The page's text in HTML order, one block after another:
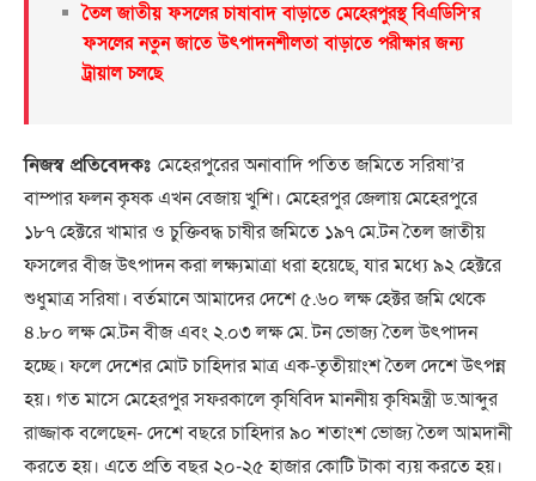
তৈল জাতীয় ফসলের চাষাবাদ বাড়াতে মেহেরপুরস্থ বিএডিসি’র
ফসলের নতুন জাতে উৎপাদনশীলতা বাড়াতে পরীক্ষার জন্য
ট্রায়াল চলছে
নিজস্ব প্রতিবেদকঃ মেহেরপুরের অনাবাদি পতিত জমিতে সরিষা’র
বাম্পার ফলন কৃষক এখন বেজায় খুশি। মেহেরপুর জেলায় মেহেরপুরে
১৮৭ হেক্টরে খামার ও চুক্তিবদ্ধ চাষীর জমিতে ১৯৭ মে.টন তৈল জাতীয়
ফসলের বীজ উৎপাদন করা লক্ষ্যমাত্রা ধরা হয়েছে, যার মধ্যে ৯২ হেক্টরে
শুধুমাত্র সরিষা। বর্তমানে আমাদের দেশে ৫.৬০ লক্ষ হেক্টর জমি থেকে
৪.৮০ লক্ষ মে.টন বীজ এবং ২.০৩ লক্ষ মে. টন ভোজ্য তৈল উৎপাদন
হচ্ছে। ফলে দেশের মোট চাহিদার মাত্র এক-তৃতীয়াংশ তৈল দেশে উৎপন্ন
হয়। গত মাসে মেহেরপুর সফরকালে কৃষিবিদ মাননীয় কৃষিমন্ত্রী ড.আব্দুর
রাজ্জাক বলেছেন- দেশে বছরে চাহিদার ৯০ শতাংশ ভোজ্য তৈল আমদানী
করতে হয়। এতে প্রতি বছর ২০-২৫ হাজার কোটি টাকা ব্যয় করতে হয়।